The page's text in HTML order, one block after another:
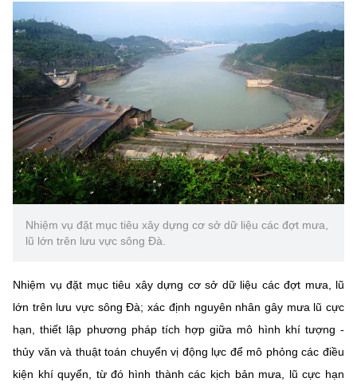
Tin địa phương
Sở hữu trí tuệ
Tiêu chuẩn, đo lường, chất lượng
Năng lượng nguyên tử
Ảnh
Voice
Nhiệm vụ trọng tâm
Chọn ngôn ngữ
Vietnamese English
BỘ KHOA HỌC VÀ CÔNG NGHỆ
Điều khoản sử dụng Theo dõi MST: Góp ý
Cơ quan chủ quản: Bộ Khoa học và Công nghệ (MST)
Chịu trách nhiệm nội dung: Nguyễn Thị Hải Hằng
Giám đốc Trung tâm Truyền thông Khoa học và Công nghệ.
Nhiệm vụ đặt mục tiêu xây dựng cơ sở dữ liệu các đợt mưa,
lũ lớn trên lưu vực sông Đà.
Nhiệm vụ đặt mục tiêu xây dựng cơ sở dữ liệu các đợt mưa, lũ
lớn trên lưu vực sông Đà; xác định nguyên nhân gây mưa lũ cực
hạn, thiết lập phương pháp tích hợp giữa mô hình khí tượng -
thủy văn và thuật toán chuyển vị động lực để mô phỏng các điều
kiện khí quyển, từ đó hình thành các kịch bản mưa, lũ cực hạn